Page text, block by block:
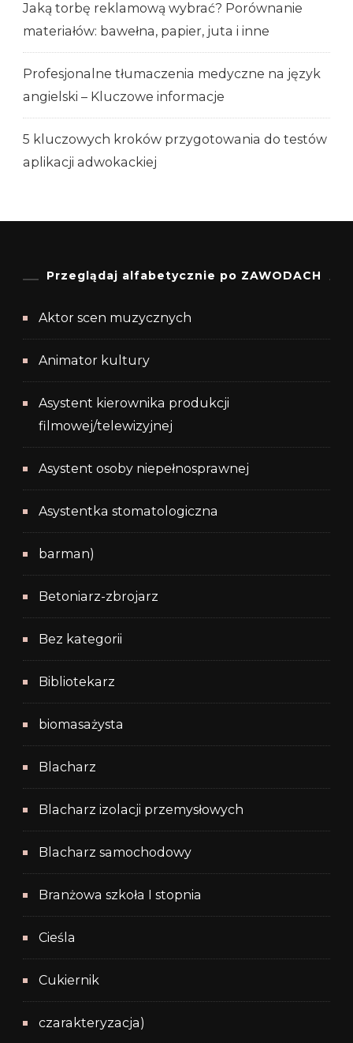
Jaką torbę reklamową wybrać? Porównanie
materiałów: bawełna, papier, juta i inne
Profesjonalne tłumaczenia medyczne na język
angielski – Kluczowe informacje
5 kluczowych kroków przygotowania do testów
aplikacji adwokackiej
Przeglądaj alfabetycznie po ZAWODACH
Aktor scen muzycznych
Animator kultury
Asystent kierownika produkcji
filmowej/telewizyjnej
Asystent osoby niepełnosprawnej
Asystentka stomatologiczna
barman)
Betoniarz-zbrojarz
Bez kategorii
Bibliotekarz
biomasażysta
Blacharz
Blacharz izolacji przemysłowych
Blacharz samochodowy
Branżowa szkoła I stopnia
Cieśla
Cukiernik
czarakteryzacja)